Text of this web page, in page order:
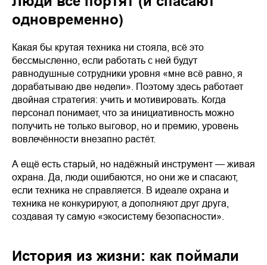
одновременно)
Какая бы крутая техника ни стояла, всё это
бессмысленно, если работать с ней будут
равнодушные сотрудники уровня «мне всё равно, я
дорабатываю две недели». Поэтому здесь работает
двойная стратегия: учить и мотивировать. Когда
персонал понимает, что за инициативность можно
получить не только выговор, но и премию, уровень
вовлечённости внезапно растёт.
А ещё есть старый, но надёжный инструмент — живая
охрана. Да, люди ошибаются, но они же и спасают,
если техника не справляется. В идеале охрана и
техника не конкурируют, а дополняют друг друга,
создавая ту самую «экосистему безопасности».
История из жизни: как поймали